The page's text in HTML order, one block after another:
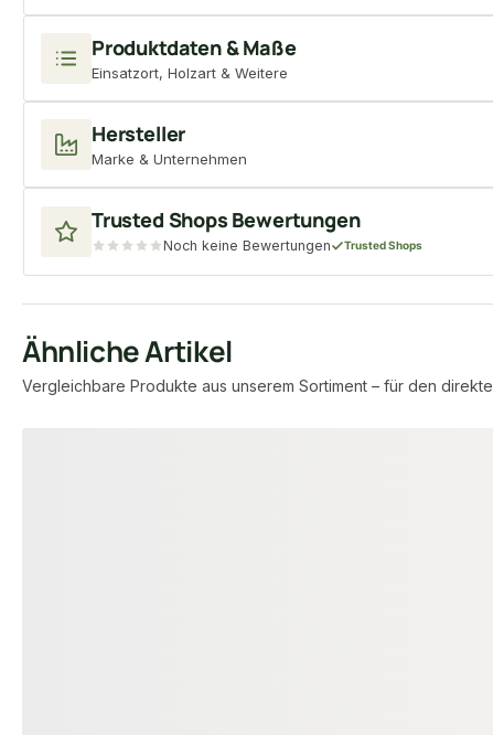
Produktdaten & Maße
Einsatzort, Holzart & Weitere
Hersteller
Marke & Unternehmen
Trusted Shops Bewertungen
Noch keine Bewertungen Trusted Shops
Ähnliche Artikel
Vergleichbare Produkte aus unserem Sortiment – für den